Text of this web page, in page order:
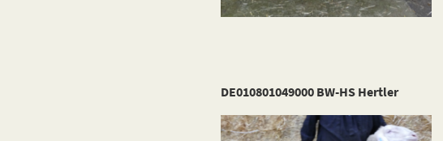
DE010801049000 BW-HS Hertler